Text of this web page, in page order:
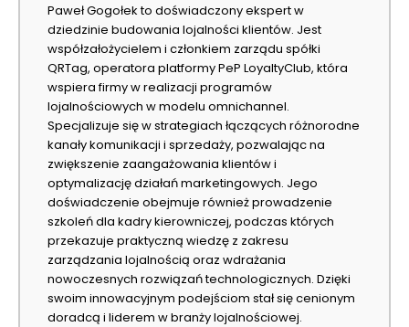
Paweł Gogołek to doświadczony ekspert w
dziedzinie budowania lojalności klientów. Jest
współzałożycielem i członkiem zarządu spółki
QRTag, operatora platformy PeP LoyaltyClub, która
wspiera firmy w realizacji programów
lojalnościowych w modelu omnichannel.
Specjalizuje się w strategiach łączących różnorodne
kanały komunikacji i sprzedaży, pozwalając na
zwiększenie zaangażowania klientów i
optymalizację działań marketingowych. Jego
doświadczenie obejmuje również prowadzenie
szkoleń dla kadry kierowniczej, podczas których
przekazuje praktyczną wiedzę z zakresu
zarządzania lojalnością oraz wdrażania
nowoczesnych rozwiązań technologicznych. Dzięki
swoim innowacyjnym podejściom stał się cenionym
doradcą i liderem w branży lojalnościowej.